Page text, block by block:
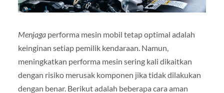
Menjagaperforma mesin mobil tetap optimal adalah
keinginan setiap pemilik kendaraan. Namun,
meningkatkan performa mesin sering kali dikaitkan
dengan risiko merusak komponen jika tidak dilakukan
dengan benar. Berikut adalah beberapa cara aman